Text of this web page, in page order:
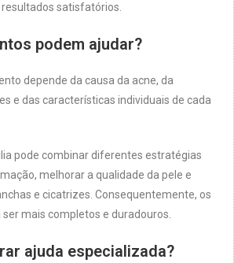
satisfatórios.
podem ajudar?
depende da causa da acne, da
e das características individuais de cada
pode combinar diferentes estratégias
melhorar a qualidade da pele e
e cicatrizes. Consequentemente, os
mais completos e duradouros.
ajuda especializada?